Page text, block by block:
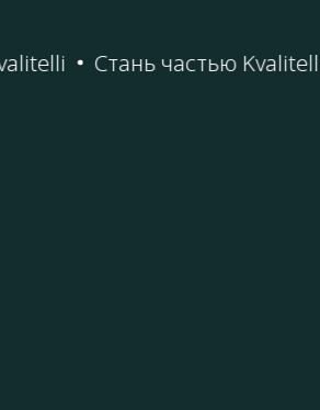
Стань частью Kvalitelli